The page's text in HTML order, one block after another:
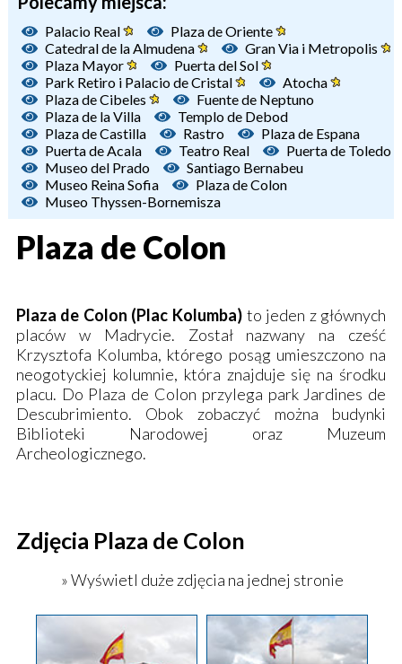
Palacio Real
Plaza de Oriente
Catedral de la Almudena
Gran Via i Metropolis
Plaza Mayor
Puerta del Sol
Park Retiro i Palacio de Cristal
Atocha
Plaza de Cibeles
Fuente de Neptuno
Plaza de la Villa
Templo de Debod
Plaza de Castilla
Rastro
Plaza de Espana
Puerta de Acala
Teatro Real
Puerta de Toledo
Museo del Prado
Santiago Bernabeu
Museo Reina Sofia
Plaza de Colon
Museo Thyssen-Bornemisza
Plaza de Colon
Plaza de Colon (Plac Kolumba) to jeden z głównych
placów w Madrycie. Został nazwany na cześć
Krzysztofa Kolumba, którego posąg umieszczono na
neogotyckiej kolumnie, która znajduje się na środku
placu. Do Plaza de Colon przylega park Jardines de
Descubrimiento. Obok zobaczyć można budynki
Biblioteki Narodowej oraz Muzeum
Archeologicznego.
Zdjęcia Plaza de Colon
» Wyświetl duże zdjęcia na jednej stronie